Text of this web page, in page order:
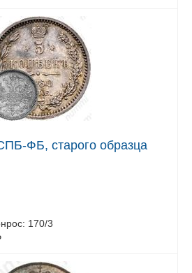
ФБ, старого образца
170/3